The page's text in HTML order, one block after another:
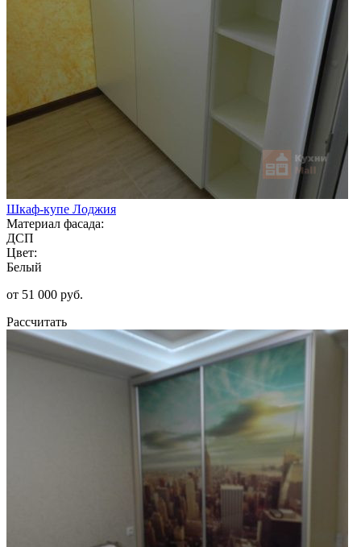
Шкаф-купе Лоджия
Материал фасада:
ДСП
Цвет:
Белый
от 51 000 руб.
Рассчитать